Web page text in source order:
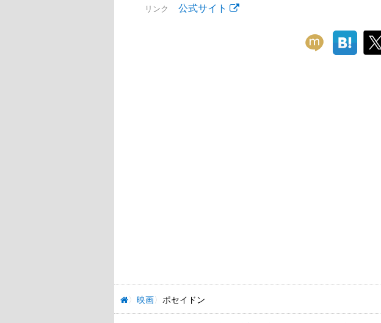
リンク 公式サイト
映画 ポセイドン